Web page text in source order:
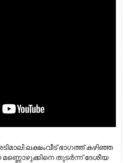
ലക്ഷംവീട് ഭാഗത്ത് കഴിഞ്ഞ
മണ്ണൊഴുക്കിനെ തുടർന്ന് ദേശീയ